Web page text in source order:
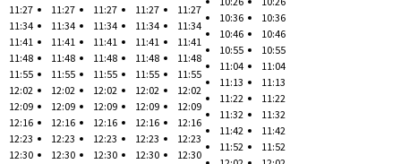
11:27
11:34
11:41
11:48
11:55
12:02
12:09
12:16
12:23
12:30
11:27
11:34
11:41
11:48
11:55
12:02
12:09
12:16
12:23
12:30
11:27
11:34
11:41
11:48
11:55
12:02
12:09
12:16
12:23
12:30
11:27
11:34
11:41
11:48
11:55
12:02
12:09
12:16
12:23
12:30
11:27
11:34
11:41
11:48
11:55
12:02
12:09
12:16
12:23
12:30
10:36
10:46
10:55
11:04
11:13
11:22
11:32
11:42
11:52
10:36
10:46
10:55
11:04
11:13
11:22
11:32
11:42
11:52